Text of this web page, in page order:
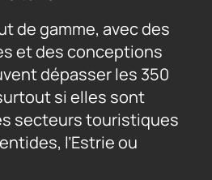
de gamme, avec des
et des conceptions
dépasser les 350
si elles sont
secteurs touristiques
l’Estrie ou